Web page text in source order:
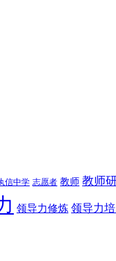
信中学 志愿者 教师 教师
领导力修炼 领导力